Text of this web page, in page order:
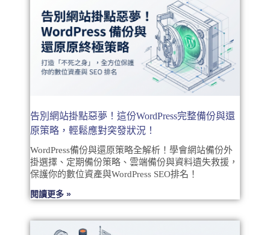
告別網站掛點惡夢！這份WordPress完整備份與還
原策略，輕鬆應對突發狀況！
WordPress備份與還原策略全解析！學會網站備份外
掛選擇、定期備份策略、雲端備份與資料遺失救援，
保護你的數位資產與WordPress SEO排名！
閱讀更多 »